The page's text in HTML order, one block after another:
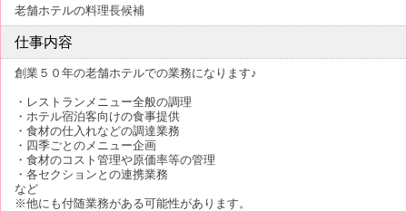
老舗ホテルの料理長候補
仕事内容
創業５０年の老舗ホテルでの業務になります♪
・レストランメニュー全般の調理
・ホテル宿泊客向けの食事提供
・食材の仕入れなどの調達業務
・四季ごとのメニュー企画
・食材のコスト管理や原価率等の管理
・各セクションとの連携業務
など
※他にも付随業務がある可能性があります。